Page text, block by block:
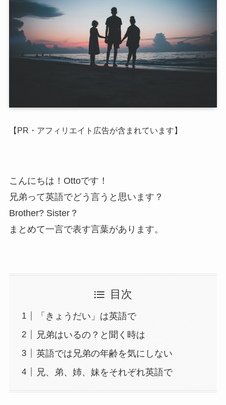
【PR・アフィリエイト広告が含まれています】
こんにちは！Ottoです！
兄弟って英語でどう言うと思います？
Brother? Sister？
まとめて一言で表す言葉があります。
目次
「きょうだい」は英語で
兄弟はいるの？と聞く時は
英語では兄弟の年齢を気にしない
兄、弟、姉、妹をそれぞれ英語で